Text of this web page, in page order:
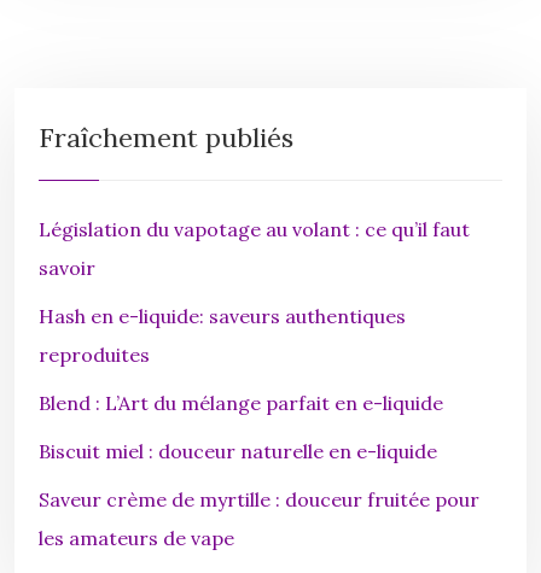
Fraîchement publiés
Législation du vapotage au volant : ce qu’il faut
savoir
Hash en e-liquide: saveurs authentiques
reproduites
Blend : L’Art du mélange parfait en e-liquide
Biscuit miel : douceur naturelle en e-liquide
Saveur crème de myrtille : douceur fruitée pour
les amateurs de vape